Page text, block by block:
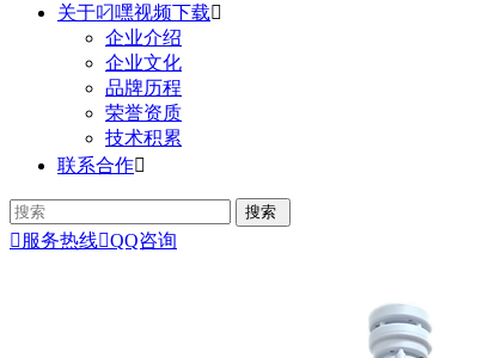
关于叼嘿视频下载
企业介绍
企业文化
品牌历程
荣誉资质
技术积累
联系合作
 服务热线QQ咨询